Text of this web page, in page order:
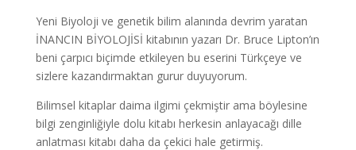
Yeni Biyoloji ve genetik bilim alanında devrim yaratan
İNANCIN BİYOLOJİSİ kitabının yazarı Dr. Bruce Lipton’ın
beni çarpıcı biçimde etkileyen bu eserini Türkçeye ve
sizlere kazandırmaktan gurur duyuyorum.
Bilimsel kitaplar daima ilgimi çekmiştir ama böylesine
bilgi zenginliğiyle dolu kitabı herkesin anlayacağı dille
anlatması kitabı daha da çekici hale getirmiş.